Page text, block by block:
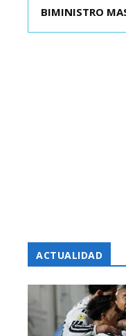
KAST SE REUNIÓ
BIMINISTRO MAS
ACTUALIDAD